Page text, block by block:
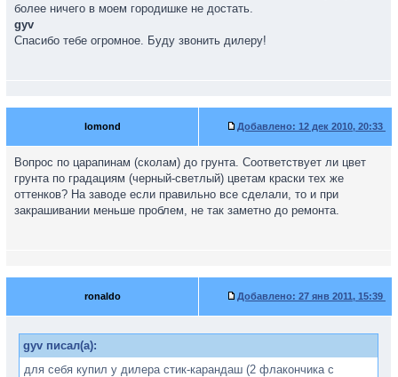
более ничего в моем городишке не достать.
gyv
Спасибо тебе огромное. Буду звонить дилеру!
lomond Добавлено: 12 дек 2010, 20:33
Вопрос по царапинам (сколам) до грунта. Соответствует ли цвет
грунта по градациям (черный-светлый) цветам краски тех же
оттенков? На заводе если правильно все сделали, то и при
закрашивании меньше проблем, не так заметно до ремонта.
ronaldo Добавлено: 27 янв 2011, 15:39
gyv писал(а):
для себя купил у дилера стик-карандаш (2 флакончика с